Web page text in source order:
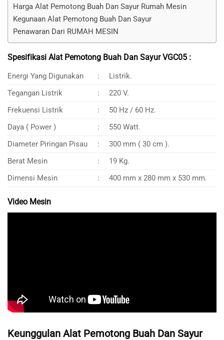
Harga Alat Pemotong Buah Dan Sayur Rumah Mesin
Kegunaan Alat Pemotong Buah Dan Sayur
Penawaran Dari RUMAH MESIN
Spesifikasi Alat Pemotong Buah Dan Sayur VGC05 :
Energi Yang Digunakan :
Listrik.
Tegangan Listrik
:
220 V.
Frekuensi Listrik
:
50 Hz / 60 Hz.
Daya ( Power )
:
550 Watt.
Diameter Piringan Pisau
:
300 mm ( 30 cm ).
Berat Mesin
:
19 Kg.
Dimensi Mesin
: 400 mm x 280 mm x 530 mm.
Video Mesin
Keunggulan Alat Pemotong Buah Dan Sayur